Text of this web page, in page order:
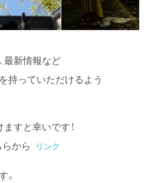
最新情報など
持っていただけるよう
すと幸いです！
から
リンク
。